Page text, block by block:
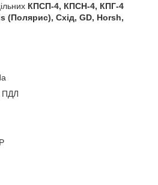
КПСП-4, КПСН-4, КПГ-4
(Полярис), Схід, GD, Horsh,